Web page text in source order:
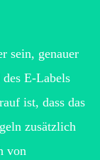
sein, genauer
E-Labels
ist, dass das
zusätzlich
von